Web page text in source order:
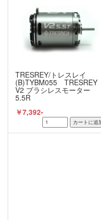
TRESREY/トレスレイ
(B)TYBM055 TRESREY
V2 ブラシレスモーター
5.5R
￥7,392-